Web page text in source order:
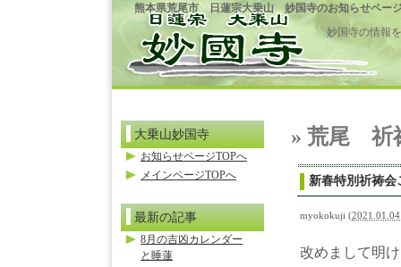
熊本県荒尾市 日蓮宗大乗山 妙国寺のお知らせペー
妙国寺の情報
» 荒尾 祈
新春特別祈祷会
myokokuji (
改めまして明
大乗山妙国寺
お知らせページTOPへ
メインページTOPへ
最新の記事
8月の吉凶カレンダー
と睡蓮